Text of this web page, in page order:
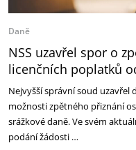
Daně
NSS uzavřel spor o
licenčních poplatků
Nejvyšší správní soud
možnosti zpětného přiznání
srážkové daně. Ve svém
podání žádosti …